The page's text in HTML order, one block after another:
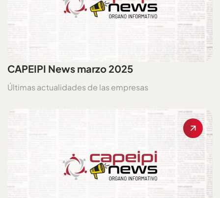
CAPEIPI News marzo 2025
Últimas actualidades de las empresas